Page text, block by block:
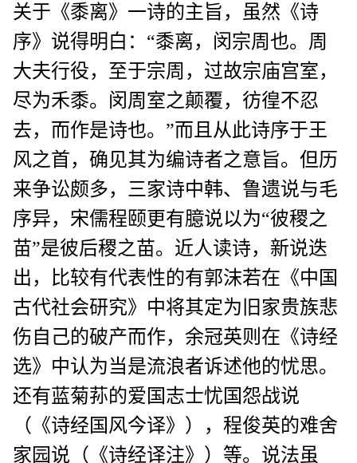
关于《黍离》一诗的主旨，虽然《诗
序》说得明白：“黍离，闵宗周也。周
大夫行役，至于宗周，过故宗庙宫室，
尽为禾黍。闵周室之颠覆，彷徨不忍
去，而作是诗也。”而且从此诗序于王
风之首，确见其为编诗者之意旨。但历
来争讼颇多，三家诗中韩、鲁遗说与毛
序异，宋儒程颐更有臆说以为“彼稷之
苗”是彼后稷之苗。近人读诗，新说迭
出，比较有代表性的有郭沫若在《中国
古代社会研究》中将其定为旧家贵族悲
伤自己的破产而作，余冠英则在《诗经
选》中认为当是流浪者诉述他的忧思。
还有蓝菊荪的爱国志士忧国怨战说
（《诗经国风今译》），程俊英的难舍
家园说（《诗经译注》）等。说法虽